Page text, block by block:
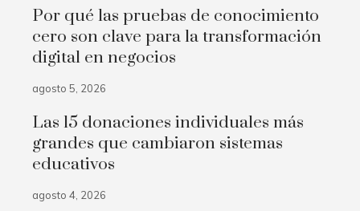
Por qué las pruebas de conocimiento
cero son clave para la transformación
digital en negocios
agosto 5, 2026
Las 15 donaciones individuales más
grandes que cambiaron sistemas
educativos
agosto 4, 2026